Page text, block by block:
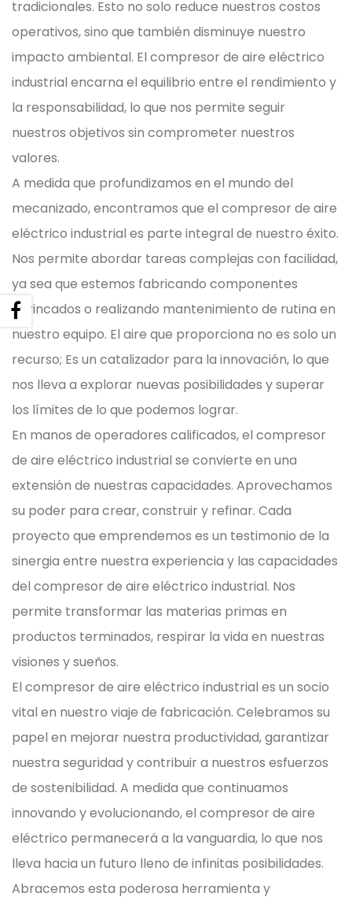
tradicionales. Esto no solo reduce nuestros costos
operativos, sino que también disminuye nuestro
impacto ambiental. El compresor de aire eléctrico
industrial encarna el equilibrio entre el rendimiento y
la responsabilidad, lo que nos permite seguir
nuestros objetivos sin comprometer nuestros
valores.
A medida que profundizamos en el mundo del
mecanizado, encontramos que el compresor de aire
eléctrico industrial es parte integral de nuestro éxito.
Nos permite abordar tareas complejas con facilidad,
ya sea que estemos fabricando componentes
intrincados o realizando mantenimiento de rutina en
nuestro equipo. El aire que proporciona no es solo un
recurso; Es un catalizador para la innovación, lo que
nos lleva a explorar nuevas posibilidades y superar
los límites de lo que podemos lograr.
En manos de operadores calificados, el compresor
de aire eléctrico industrial se convierte en una
extensión de nuestras capacidades. Aprovechamos
su poder para crear, construir y refinar. Cada
proyecto que emprendemos es un testimonio de la
sinergia entre nuestra experiencia y las capacidades
del compresor de aire eléctrico industrial. Nos
permite transformar las materias primas en
productos terminados, respirar la vida en nuestras
visiones y sueños.
El compresor de aire eléctrico industrial es un socio
vital en nuestro viaje de fabricación. Celebramos su
papel en mejorar nuestra productividad, garantizar
nuestra seguridad y contribuir a nuestros esfuerzos
de sostenibilidad. A medida que continuamos
innovando y evolucionando, el compresor de aire
eléctrico permanecerá a la vanguardia, lo que nos
lleva hacia un futuro lleno de infinitas posibilidades.
Abracemos esta poderosa herramienta y